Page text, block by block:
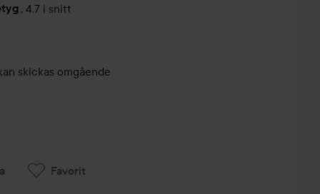
, 4.7 i snitt
skickas omgående
Favorit